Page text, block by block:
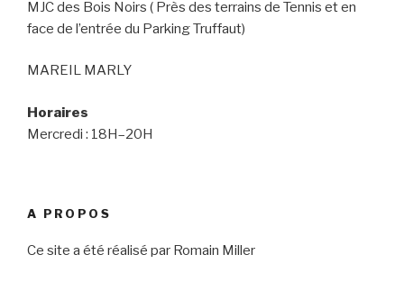
MJC des Bois Noirs ( Près des terrains de Tennis et en
face de l’entrée du Parking Truffaut)
MAREIL MARLY
Horaires
Mercredi : 18H–20H
A PROPOS
Ce site a été réalisé par Romain Miller